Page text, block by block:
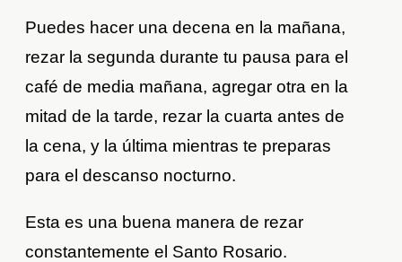
Puedes hacer una decena en la mañana,
rezar la segunda durante tu pausa para el
café de media mañana, agregar otra en la
mitad de la tarde, rezar la cuarta antes de
la cena, y la última mientras te preparas
para el descanso nocturno.
Esta es una buena manera de rezar
constantemente el Santo Rosario.